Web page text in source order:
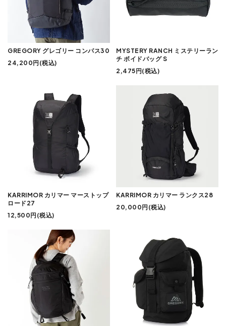
GREGORY グレゴリー コンパス30
24,200円(税込)
MYSTERY RANCH ミステリーラン
チ ボイドバッグ S
2,475円(税込)
KARRIMOR カリマー マーストップ
ロード27
12,500円(税込)
KARRIMOR カリマー ランクス28
20,000円(税込)